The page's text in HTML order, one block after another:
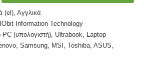
(el), Αγγλικά
IObit Information Technology
(υπολογιστή), Ultrabook, Laptop
Samsung, MSI, Toshiba, ASUS,